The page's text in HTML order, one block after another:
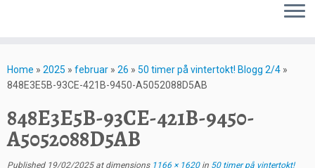
to
content
Home » 2025 » februar » 26 » 50 timer på vintertokt! Blogg 2/4 »
848E3E5B-93CE-421B-9450-A5052088D5AB
848E3E5B-93CE-421B-9450-
A5052088D5AB
Published 19/02/2025at dimensions1166 × 1620in 50 timer på vintertokt!